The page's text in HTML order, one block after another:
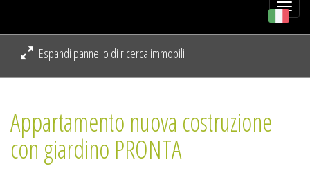
Espandi pannello di ricerca immobili
Appartamento nuova costruzione
con giardino PRONTA